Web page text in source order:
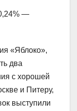
—
«Яблоко»,
два
с хорошей
и Питеру,
выступили